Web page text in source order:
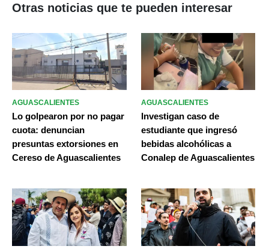
Otras noticias que te pueden interesar
AGUASCALIENTES
Lo golpearon por no pagar
cuota: denuncian
presuntas extorsiones en
Cereso de Aguascalientes
AGUASCALIENTES
Investigan caso de
estudiante que ingresó
bebidas alcohólicas a
Conalep de Aguascalientes